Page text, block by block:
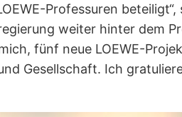
Professuren beteiligt“,
weiter hinter dem
fünf neue LOEWE-
Gesellschaft. Ich